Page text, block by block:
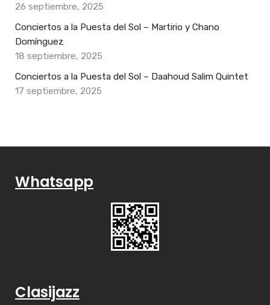
26 septiembre, 2025
Conciertos a la Puesta del Sol – Martirio y Chano
Domínguez
18 septiembre, 2025
Conciertos a la Puesta del Sol – Daahoud Salim Quintet
17 septiembre, 2025
Whatsapp
Clasijazz